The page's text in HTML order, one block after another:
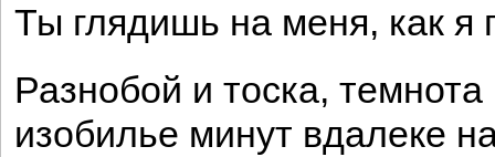
Ты глядишь на меня, как я
Разнобой и тоска, темнота
изобилье минут вдалеке